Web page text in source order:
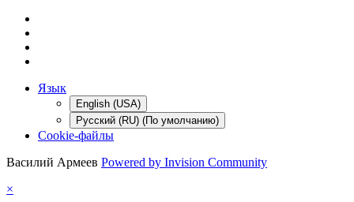
Язык
English (USA)
Русский (RU) (По умолчанию)
Cookie-файлы
Василий Армеев Powered by Invision Community
×